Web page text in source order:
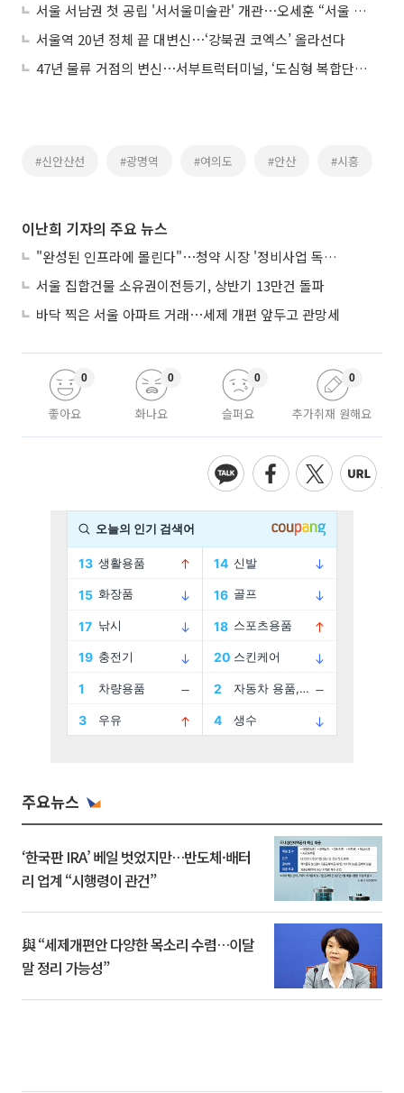
서울 서남권 첫 공립 '서서울미술관' 개관⋯오세훈 “서울 문화지도 완성”
서울역 20년 정체 끝 대변신⋯‘강북권 코엑스’ 올라선다
47년 물류 거점의 변신⋯서부트럭터미널, ‘도심형 복합단지’ 재편
#신안산선 #광명역 #여의도 #안산 #시흥
이난희 기자의 주요 뉴스
"완성된 인프라에 몰린다"⋯청약 시장 '정비사업 독주' 42배 격차
서울 집합건물 소유권이전등기, 상반기 13만건 돌파
바닥 찍은 서울 아파트 거래⋯세제 개편 앞두고 관망세
좋아요
0
화나요
0
슬퍼요
0
추가취재 원해요
0
주요뉴스
‘한국판 IRA’ 베일 벗었지만…반도체·배터
리 업계 “시행령이 관건”
與 “세제개편안 다양한 목소리 수렴…이달
말 정리 가능성”